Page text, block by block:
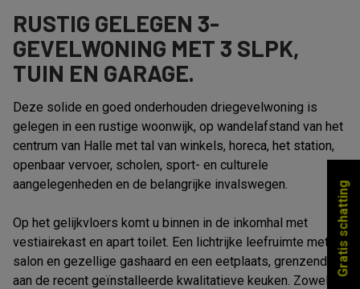
RUSTIG GELEGEN 3-
GEVELWONING MET 3 SLPK,
TUIN EN GARAGE.
Deze solide en goed onderhouden driegevelwoning is
gelegen in een rustige woonwijk, op wandelafstand van het
centrum van Halle met tal van winkels, horeca, het station,
openbaar vervoer, scholen, sport- en culturele
aangelegenheden en de belangrijke invalswegen.
Op het gelijkvloers komt u binnen in de inkomhal met
vestiairekast en apart toilet. Een lichtrijke leefruimte met
salon en gezellige gashaard en een eetplaats, grenzend
aan de recent geïnstalleerde kwalitatieve keuken. Zowel de
Gratis schatting